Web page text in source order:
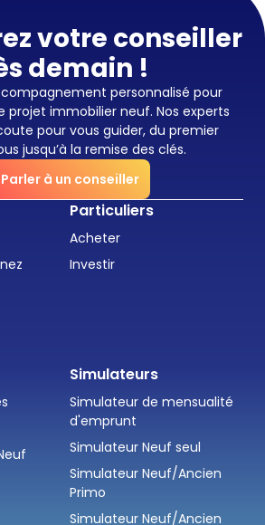
votre conseiller
demain !
personnalisé pour
projet immobilier neuf. Nos experts
pour vous guider, du premier
jusqu’à la remise des clés.
Parler à un conseiller
Particuliers
Acheter
Investir
Simulateurs
Simulateur de mensualité
d'emprunt
Simulateur Neuf seul
Simulateur Neuf/Ancien
Primo
Simulateur Neuf/Ancien